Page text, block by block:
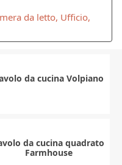
da letto, Ufficio,
da cucina Volpiano
da cucina quadrato
Farmhouse